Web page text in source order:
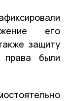
его
защиту
права были